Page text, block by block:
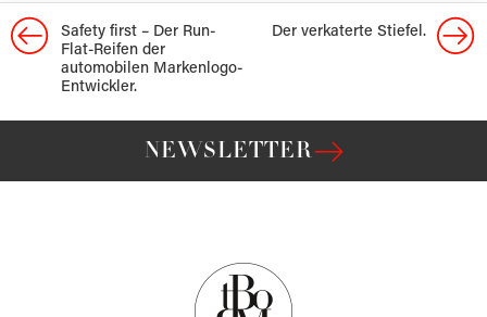
Safety first – Der Run-
Flat-Reifen der
automobilen Markenlogo-
Entwickler.
Der verkaterte Stiefel.
NEWSLETTER